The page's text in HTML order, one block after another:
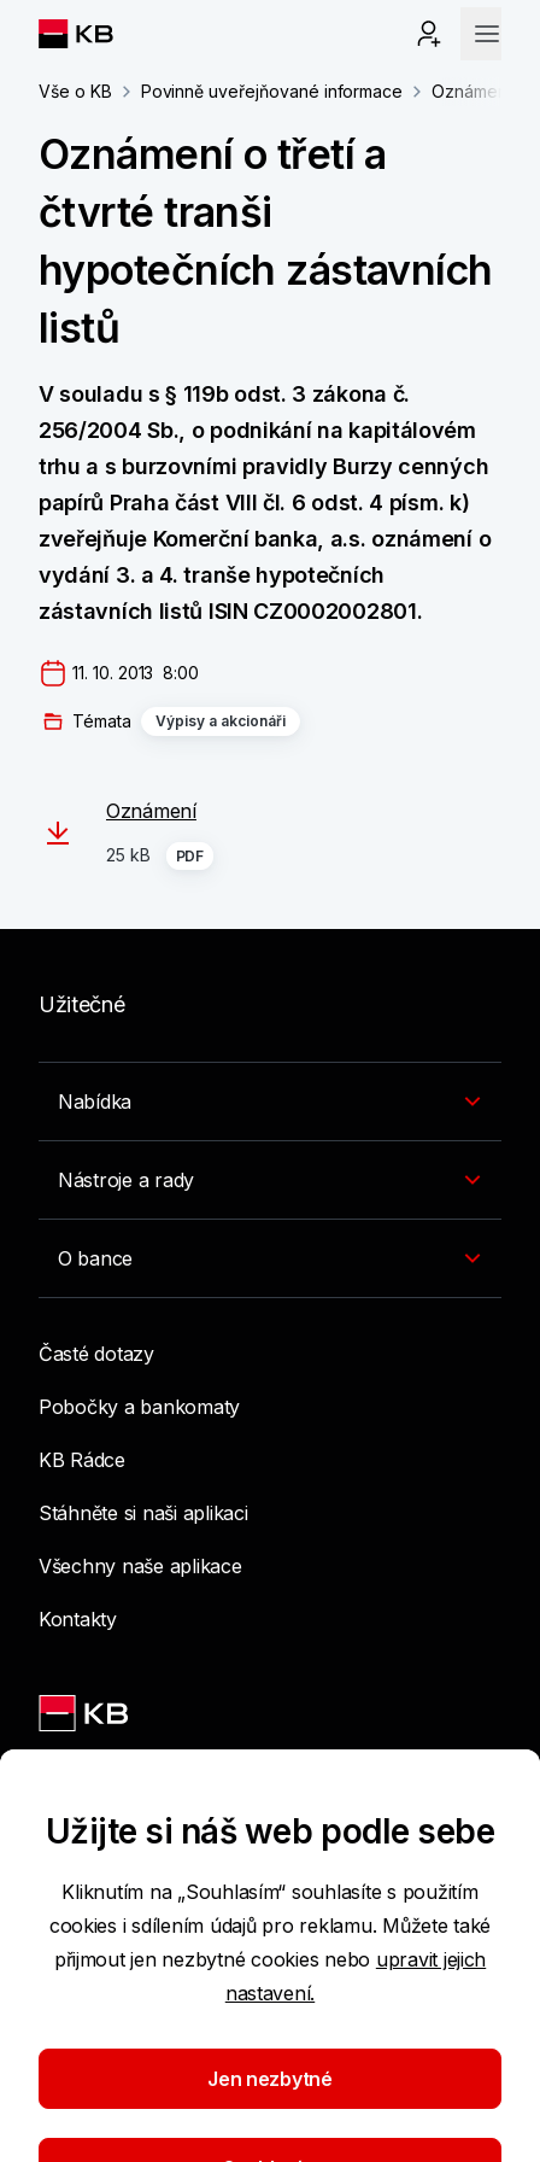
Vše o KB Povinně uveřejňované informace Oznámení o
Oznámení o třetí a
čtvrté tranši
hypotečních zástavních
listů
V souladu s § 119b odst. 3 zákona č.
256/2004 Sb., o podnikání na kapitálovém
trhu a s burzovními pravidly Burzy cenných
papírů Praha část VIII čl. 6 odst. 4 písm. k)
zveřejňuje Komerční banka, a.s. oznámení o
vydání 3. a 4. tranše hypotečních
zástavních listů ISIN CZ0002002801.
11. 10. 2013  8:00
Témata Výpisy a akcionáři
Oznámení
25 kB PDF
Užitečné
Nabídka
Nástroje a rady
O bance
Časté dotazy
Pobočky a bankomaty
KB Rádce
Stáhněte si naši aplikaci
Všechny naše aplikace
Kontakty
Podmínky používání internetových stránek
Prohlášení o přístupnosti
Ochrana osobních údajů
Užijte si náš web podle sebe
Kliknutím na „Souhlasím“ souhlasíte s použitím
cookies i sdílením údajů pro reklamu. Můžete také
přijmout jen nezbytné cookies nebo upravit jejich
nastavení.
Jen nezbytné